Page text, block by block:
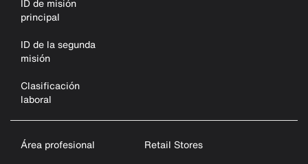
ID de misión
principal
ID de la segunda
misión
Clasificación
laboral
Área profesional
Retail Stores